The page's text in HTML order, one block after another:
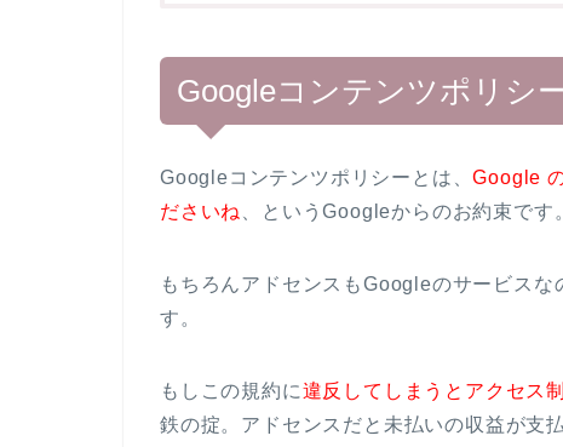
Googleコンテンツポリシ
Googleコンテンツポリシーとは、Google
ださいね、というGoogleからのお約束です。
もちろんアドセンスもGoogleのサービス
す。
もしこの規約に違反してしまうとアクセス
鉄の掟。アドセンスだと未払いの収益が支